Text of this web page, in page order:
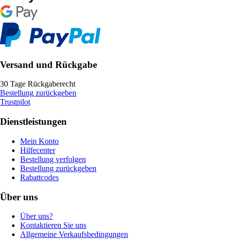
Versand und Rückgabe
30 Tage Rückgaberecht
Bestellung zurückgeben
Trustpilot
Dienstleistungen
Mein Konto
Hilfecenter
Bestellung verfolgen
Bestellung zurückgeben
Rabattcodes
Über uns
Über uns?
Kontaktieren Sie uns
Allgemeine Verkaufsbedingungen